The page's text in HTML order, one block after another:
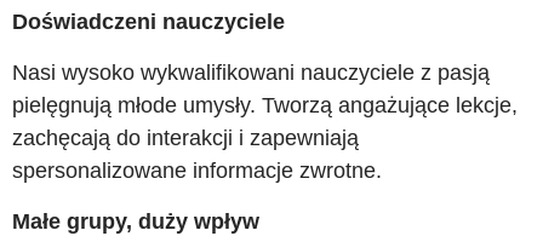
Doświadczeni nauczyciele
Nasi wysoko wykwalifikowani nauczyciele z pasją
pielęgnują młode umysły. Tworzą angażujące lekcje,
zachęcają do interakcji i zapewniają
spersonalizowane informacje zwrotne.
Małe grupy, duży wpływ